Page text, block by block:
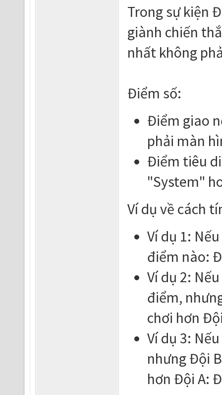
Trong sự kiện
giành chiến
nhất không
Điểm số:
Điểm giao
phải màn
Điểm tiêu
"System"
Ví dụ về cách
Ví dụ 1:
điểm nào:
Ví dụ 2:
điểm,
chơi hơn
Ví dụ 3:
nhưng Đội
hơn Đội A: